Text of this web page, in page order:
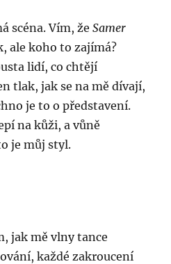
scéna. Vím, žeSamer
ale koho to zajímá?
lidí, co chtějí
tlak, jak se na mě dívají,
je to o představení.
na kůži, a vůně
je můj styl.
jak mě vlny tance
každé zakroucení